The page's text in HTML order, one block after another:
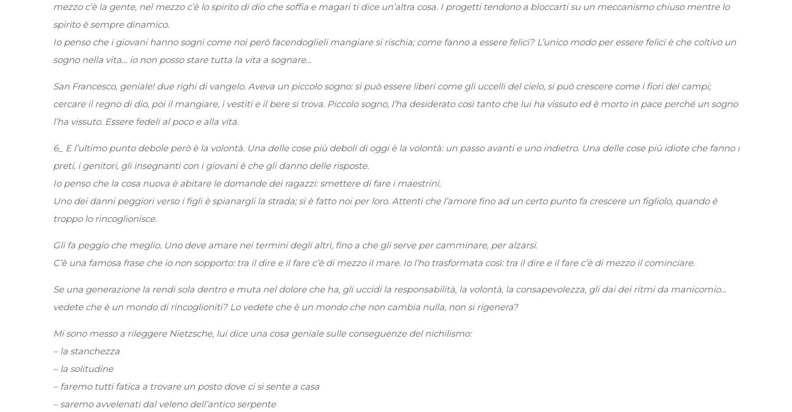
mezzo c’è la gente, nel mezzo c’è lo spirito di dio che soffia e magari ti dice un’altra cosa. I progetti tendono a bloccarti su un meccanismo chiuso mentre lo
spirito è sempre dinamico.
Io penso che i giovani hanno sogni come noi però facendoglieli mangiare si rischia; come fanno a essere felici? L’unico modo per essere felici è che coltivo un
sogno nella vita… io non posso stare tutta la vita a sognare…
San Francesco, geniale! due righi di vangelo. Aveva un piccolo sogno: si può essere liberi come gli uccelli del cielo, si può crescere come i fiori dei campi;
cercare il regno di dio, poi il mangiare, i vestiti e il bere si trova. Piccolo sogno, l’ha desiderato così tanto che lui ha vissuto ed è morto in pace perché un sogno
l’ha vissuto. Essere fedeli al poco e alla vita.
6_ E l’ultimo punto debole però è la volontà. Una delle cose più deboli di oggi è la volontà: un passo avanti e uno indietro. Una delle cose più idiote che fanno i
preti, i genitori, gli insegnanti con i giovani è che gli danno delle risposte.
Io penso che la cosa nuova è abitare le domande dei ragazzi: smettere di fare i maestrini.
Uno dei danni peggiori verso i figli è spianargli la strada; si è fatto noi per loro. Attenti che l’amore fino ad un certo punto fa crescere un figliolo, quando è
troppo lo rincoglionisce.
Gli fa peggio che meglio. Uno deve amare nei termini degli altri, fino a che gli serve per camminare, per alzarsi.
C’è una famosa frase che io non sopporto: tra il dire e il fare c’è di mezzo il mare. Io l’ho trasformata così: tra il dire e il fare c’è di mezzo il cominciare.
Se una generazione la rendi sola dentro e muta nel dolore che ha, gli uccidi la responsabilità, la volontà, la consapevolezza, gli dai dei ritmi da manicomio…
vedete che è un mondo di rincoglioniti? Lo vedete che è un mondo che non cambia nulla, non si rigenera?
Mi sono messo a rileggere Nietzsche, lui dice una cosa geniale sulle conseguenze del nichilismo:
– la stanchezza
– la solitudine
– faremo tutti fatica a trovare un posto dove ci si sente a casa
– saremo avvelenati dal veleno dell’antico serpente